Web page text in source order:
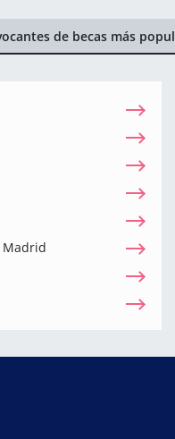
de becas más
Madrid